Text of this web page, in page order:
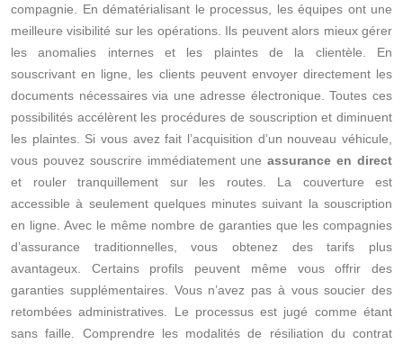
compagnie. En dématérialisant le processus, les équipes ont une
meilleure visibilité sur les opérations. Ils peuvent alors mieux gérer
les anomalies internes et les plaintes de la clientèle. En
souscrivant en ligne, les clients peuvent envoyer directement les
documents nécessaires via une adresse électronique. Toutes ces
possibilités accélèrent les procédures de souscription et diminuent
les plaintes. Si vous avez fait l’acquisition d’un nouveau véhicule,
vous pouvez souscrire immédiatement uneassurance en direct
et rouler tranquillement sur les routes. La couverture est
accessible à seulement quelques minutes suivant la souscription
en ligne. Avec le même nombre de garanties que les compagnies
d’assurance traditionnelles, vous obtenez des tarifs plus
avantageux. Certains profils peuvent même vous offrir des
garanties supplémentaires. Vous n’avez pas à vous soucier des
retombées administratives. Le processus est jugé comme étant
sans faille. Comprendre les modalités de résiliation du contrat